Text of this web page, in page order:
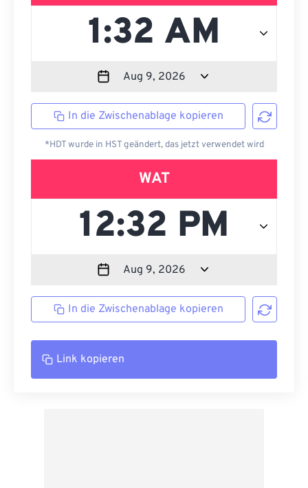
In die Zwischenablage kopieren
*HDT wurde in HST geändert, das jetzt verwendet wird
WAT
In die Zwischenablage kopieren
Link kopieren